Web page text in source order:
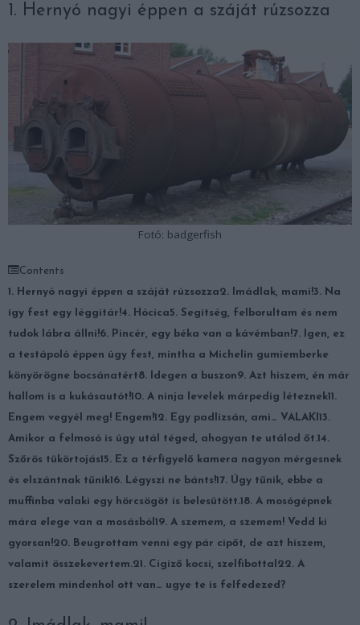
1. Hernyó nagyi éppen a száját rúzsozza
Fotó: badgerfish
Contents
1. Hernyó nagyi éppen a száját rúzsozza2. Imádlak, mami!3. Na
így fest egy léggitár!4. Hócica5. Segítség, felborultam és nem
tudok lábra állni!6. Pincér, egy béka van a kávémban!7. Igen, ez
a testápoló éppen úgy fest, mintha a Michelin gumiemberke
könyörögne bocsánatért8. Idegen a buszon9. Azt hiszem, én már
hallom is a kukásautót!10. A ninja levelek márpedig léteznek11.
Engem vegyél meg! Engem!12. Egy padlizsán, ami… VALAKI 13.
Amikor a felmosó is úgy utál téged, ahogyan te utálod őt.14.
Szőrös tükörtojás15. Ez a térfigyelő kamera nagyon mérgesnek
és elszántnak tűnik16. Légyszi ne bánts!17. Úgy tűnik, ebbe a
muffinba valaki egy hörcsögöt is belesütött.18. A mosógépnek
mára elege van a mosásból 19. A szemem, a szemem! Vedd ki
gyorsan!20. Beugrottam venni egy pár cipőt, de azt hiszem,
valamit összekevertem.21. Cigiző kocsi, szelfibottal 22. A
szerelem mindenhol ott van… ugye te is felfedezed?